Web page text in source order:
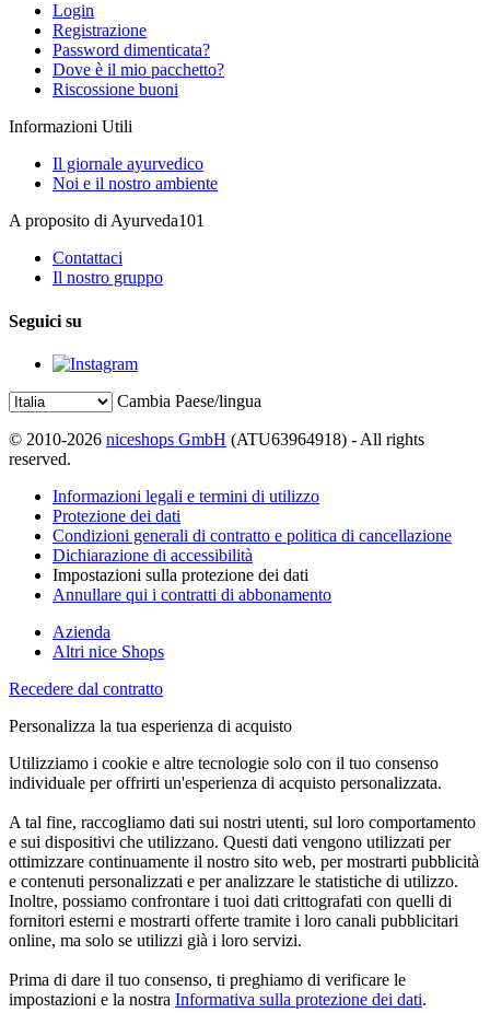
Login
Registrazione
Password dimenticata?
Dove è il mio pacchetto?
Riscossione buoni
Informazioni Utili
Il giornale ayurvedico
Noi e il nostro ambiente
A proposito di Ayurveda101
Contattaci
Il nostro gruppo
Seguici su
Cambia Paese/lingua
© 2010-2026 niceshops GmbH (ATU63964918) - All rights
reserved.
Informazioni legali e termini di utilizzo
Protezione dei dati
Condizioni generali di contratto e politica di cancellazione
Dichiarazione di accessibilità
Impostazioni sulla protezione dei dati
Annullare qui i contratti di abbonamento
Azienda
Altri nice Shops
Recedere dal contratto
Personalizza la tua esperienza di acquisto
Utilizziamo i cookie e altre tecnologie solo con il tuo consenso
individuale per offrirti un'esperienza di acquisto personalizzata.
A tal fine, raccogliamo dati sui nostri utenti, sul loro comportamento
e sui dispositivi che utilizzano. Questi dati vengono utilizzati per
ottimizzare continuamente il nostro sito web, per mostrarti pubblicità
e contenuti personalizzati e per analizzare le statistiche di utilizzo.
Inoltre, possiamo confrontare i tuoi dati crittografati con quelli di
fornitori esterni e mostrarti offerte tramite i loro canali pubblicitari
online, ma solo se utilizzi già i loro servizi.
Prima di dare il tuo consenso, ti preghiamo di verificare le
impostazioni e la nostra Informativa sulla protezione dei dati.